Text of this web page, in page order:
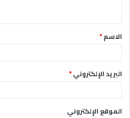
ق
*الاسم*
البريد الإلكتروني*
الموقع الإلكتروني